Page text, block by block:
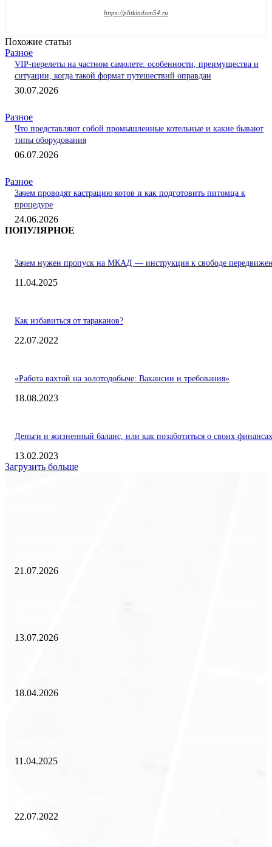
https://plitkindom54.ru
Похожие статьи
Разное
VIP-перелеты на частном самолете: особенности, преимущества и
ситуации, когда такой формат путешествий оправдан
30.07.2026
Разное
Что представляют собой промышленные котельные и какие бывают
типы оборудования
06.07.2026
Разное
Зачем проводят кастрацию котов и как подготовить питомца к
процедуре
24.06.2026
ПОПУЛЯРНОЕ
Зачем нужен пропуск на МКАД — инструкция к свободе
11.04.2025
Как избавиться от тараканов?
22.07.2022
«Работа вахтой на золотодобыче: Вакансии и требования»
18.08.2023
Деньги и жизненный баланс, или как позаботиться о своих финансах
13.02.2023
Загрузить больше
21.07.2026
13.07.2026
18.04.2026
11.04.2025
22.07.2022